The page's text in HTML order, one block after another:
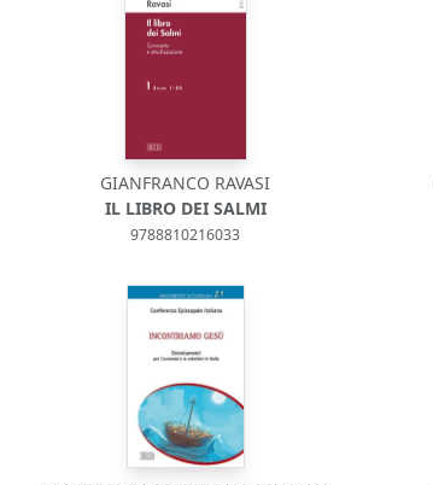
GIANFRANCO RAVASI
IL LIBRO DEI SALMI
9788810216033